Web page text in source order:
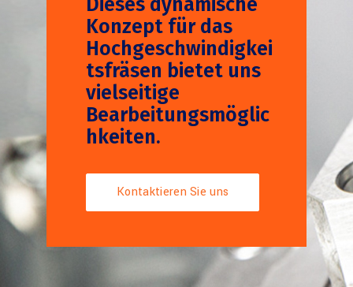
Dieses dynamische
Konzept für das
Hochgeschwindigkei
tsfräsen bietet uns
vielseitige
Bearbeitungsmöglic